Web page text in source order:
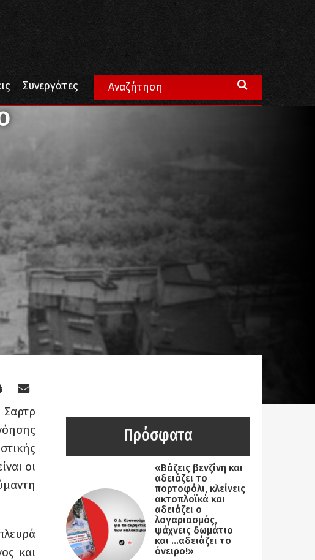
Συνεργάτες
οι
και
Πρόσφατα
«Βάζεις βενζίνη και
αδειάζει το
πορτοφόλι, κλείνεις
ακτοπλοϊκά και
αδειάζει ο
λογαριασμός,
ψάχνεις δωμάτιο
και …αδειάζει το
όνειρο!»